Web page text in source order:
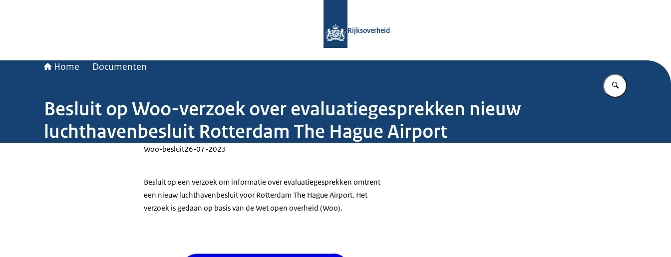
Rijksoverheid
Home Documenten
Vul in wat u
Besluit op Woo-verzoek over evaluatiegesprekken nieuw
luchthavenbesluit Rotterdam The Hague Airport
Woo-besluit26-07-2023
Besluit op een verzoek om informatie over evaluatiegesprekken omtrent
een nieuw luchthavenbesluit voor Rotterdam The Hague Airport. Het
verzoek is gedaan op basis van de Wet open overheid (Woo).